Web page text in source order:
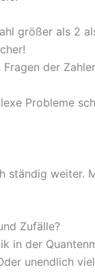
größer als 2
der
Probleme
ständig weiter.
Zufälle?
in der
unendlich